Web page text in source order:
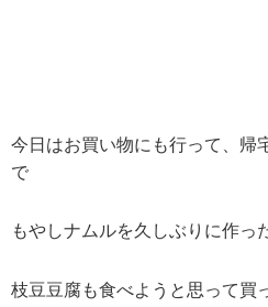
今日はお買い物にも行って、帰
で
もやしナムルを久しぶりに作っ
枝豆豆腐も食べようと思って買